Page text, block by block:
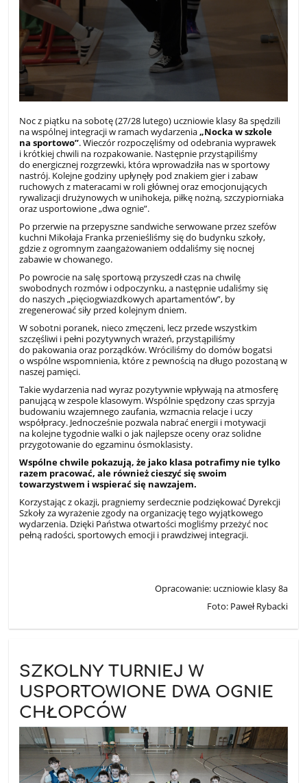
Noc z piątku na sobotę (27/28 lutego) uczniowie klasy 8a spędzili
na wspólnej integracji w ramach wydarzenia„Nocka w szkole
na sportowo”. Wieczór rozpoczęliśmy od odebrania wyprawek
i krótkiej chwili na rozpakowanie. Następnie przystąpiliśmy
do energicznej rozgrzewki, która wprowadziła nas w sportowy
nastrój. Kolejne godziny upłynęły pod znakiem gier i zabaw
ruchowych z materacami w roli głównej oraz emocjonujących
rywalizacji drużynowych w unihokeja, piłkę nożną, szczypiorniaka
oraz usportowione „dwa ognie”.
Po przerwie na przepyszne sandwiche serwowane przez szefów
kuchni Mikołaja Franka przenieśliśmy się do budynku szkoły,
gdzie z ogromnym zaangażowaniem oddaliśmy się nocnej
zabawie w chowanego.
Po powrocie na salę sportową przyszedł czas na chwilę
swobodnych rozmów i odpoczynku, a następnie udaliśmy się
do naszych „pięciogwiazdkowych apartamentów”, by
zregenerować siły przed kolejnym dniem.
W sobotni poranek, nieco zmęczeni, lecz przede wszystkim
szczęśliwi i pełni pozytywnych wrażeń, przystąpiliśmy
do pakowania oraz porządków. Wróciliśmy do domów bogatsi
o wspólne wspomnienia, które z pewnością na długo pozostaną w
naszej pamięci.
Takie wydarzenia nad wyraz pozytywnie wpływają na atmosferę
panującą w zespole klasowym. Wspólnie spędzony czas sprzyja
budowaniu wzajemnego zaufania, wzmacnia relacje i uczy
współpracy. Jednocześnie pozwala nabrać energii i motywacji
na kolejne tygodnie walki o jak najlepsze oceny oraz solidne
przygotowanie do egzaminu ósmoklasisty.
Wspólne chwile pokazują, że jako klasa potrafimy nie tylko
razem pracować, ale również cieszyć się swoim
towarzystwem i wspierać się nawzajem.
Korzystając z okazji, pragniemy serdecznie podziękować Dyrekcji
Szkoły za wyrażenie zgody na organizację tego wyjątkowego
wydarzenia. Dzięki Państwa otwartości mogliśmy przeżyć noc
pełną radości, sportowych emocji i prawdziwej integracji.
Opracowanie: uczniowie klasy 8a
Foto: Paweł Rybacki
SZKOLNY TURNIEJ W
USPORTOWIONE DWA OGNIE
CHŁOPCÓW